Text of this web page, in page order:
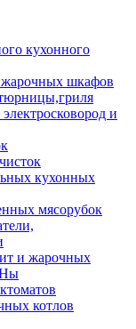
кухонного
шкафов
и
кухонных
мясорубок
и жарочных
котлов